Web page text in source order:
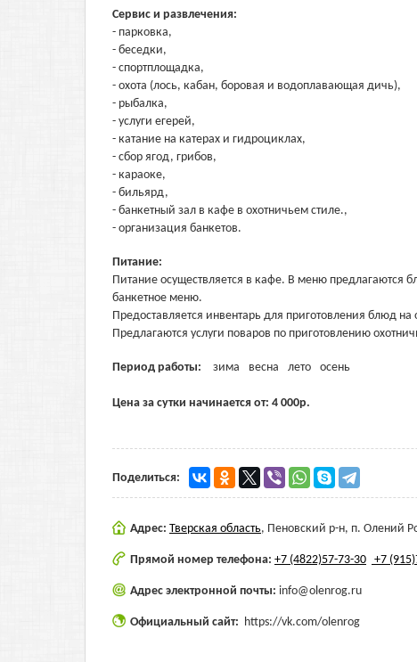
Сервис и развлечения:
- парковка,
- беседки,
- спортплощадка,
- охота (лось, кабан, боровая и водоплавающая дичь),
- рыбалка,
- услуги егерей,
- катание на катерах и гидроциклах,
- сбор ягод, грибов,
- караоке,
- бильярд,
- банкетный зал в кафе в охотничьем стиле.,
- организация банкетов.
Питание:
Питание осуществляется в кафе. В меню предлагаются
банкетное меню.
Предоставляется инвентарь для приготовления блюд
Предлагаются услуги поваров по приготовлению
Период работы: зима весна лето осень
Цена за сутки начинается от: 4 000р.
Поделиться:
Адрес: Тверская область, Пеновский р-н, п. Олений
Прямой номер телефона: +7 (4822)57-73-30 +7
Адрес электронной почты: info@olenrog.ru
Официальный сайт: https://vk.com/olenrog